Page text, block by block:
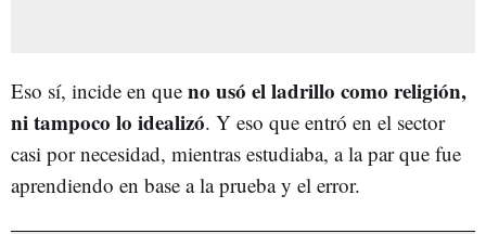
Eso sí, incide en que no usó el ladrillo como religión,
ni tampoco lo idealizó. Y eso que entró en el sector
casi por necesidad, mientras estudiaba, a la par que fue
aprendiendo en base a la prueba y el error.